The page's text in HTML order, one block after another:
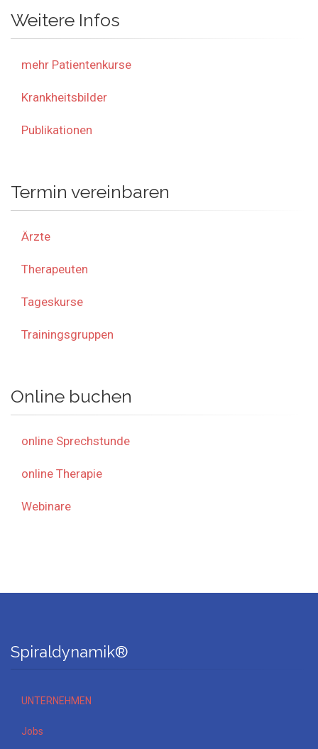
Weitere Infos
mehr Patientenkurse
Krankheitsbilder
Publikationen
Termin vereinbaren
Ärzte
Therapeuten
Tageskurse
Trainingsgruppen
Online buchen
online Sprechstunde
online Therapie
Webinare
Spiraldynamik®
UNTERNEHMEN
Jobs